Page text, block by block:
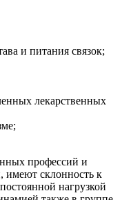
и питания связок;
лекарственных
профессий и
имеют склонность к
нагрузкой